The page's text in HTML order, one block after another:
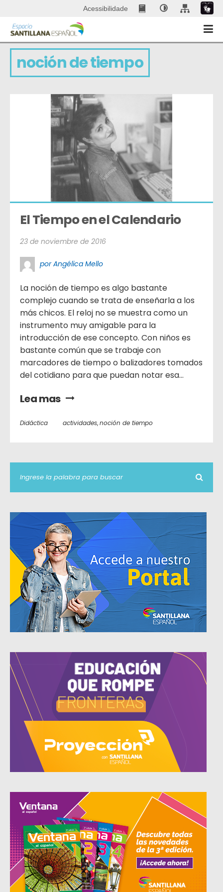
Acessibilidade
noción de tiempo
El Tiempo en el Calendario
23 de noviembre de 2016
por Angélica Mello
La noción de tiempo es algo bastante
complejo cuando se trata de enseñarla a los
más chicos. El reloj no se muestra como un
instrumento muy amigable para la
introducción de ese concepto. Con niños es
bastante común que se trabaje con
marcadores de tiempo o balizadores tomados
del cotidiano para que puedan notar esa...
Lea mas
Didáctica actividades,noción de tiempo